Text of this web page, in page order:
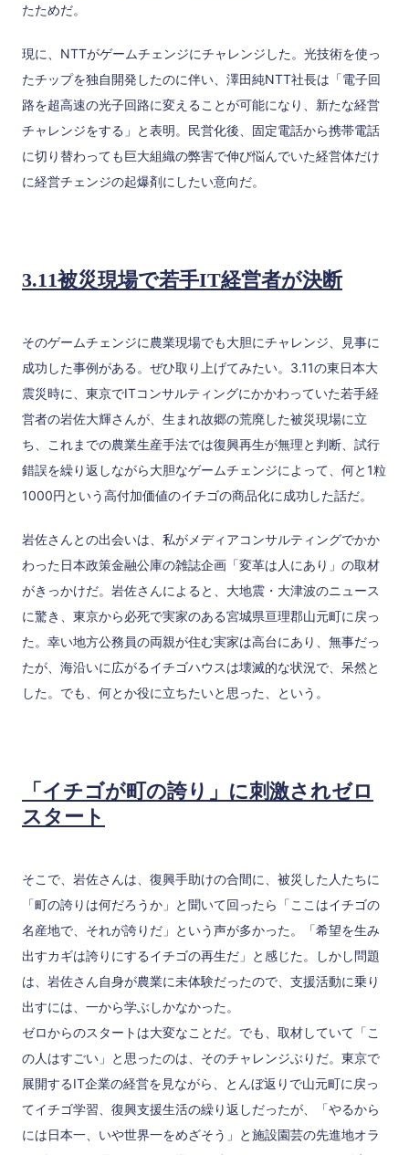
たためだ。
現に、NTTがゲームチェンジにチャレンジした。光技術を使っ
たチップを独自開発したのに伴い、澤田純NTT社長は「電子回
路を超高速の光子回路に変えることが可能になり、新たな経営
チャレンジをする」と表明。民営化後、固定電話から携帯電話
に切り替わっても巨大組織の弊害で伸び悩んでいた経営体だけ
に経営チェンジの起爆剤にしたい意向だ。
3.11被災現場で若手IT経営者が決断
そのゲームチェンジに農業現場でも大胆にチャレンジ、見事に
成功した事例がある。ぜひ取り上げてみたい。3.11の東日本大
震災時に、東京でITコンサルティングにかかわっていた若手経
営者の岩佐大輝さんが、生まれ故郷の荒廃した被災現場に立
ち、これまでの農業生産手法では復興再生が無理と判断、試行
錯誤を繰り返しながら大胆なゲームチェンジによって、何と1粒
1000円という高付加価値のイチゴの商品化に成功した話だ。
岩佐さんとの出会いは、私がメディアコンサルティングでかか
わった日本政策金融公庫の雑誌企画「変革は人にあり」の取材
がきっかけだ。岩佐さんによると、大地震・大津波のニュース
に驚き、東京から必死で実家のある宮城県亘理郡山元町に戻っ
た。幸い地方公務員の両親が住む実家は高台にあり、無事だっ
たが、海沿いに広がるイチゴハウスは壊滅的な状況で、呆然と
した。でも、何とか役に立ちたいと思った、という。
「イチゴが町の誇り」に刺激されゼロ
スタート
そこで、岩佐さんは、復興手助けの合間に、被災した人たちに
「町の誇りは何だろうか」と聞いて回ったら「ここはイチゴの
名産地で、それが誇りだ」という声が多かった。「希望を生み
出すカギは誇りにするイチゴの再生だ」と感じた。しかし問題
は、岩佐さん自身が農業に未体験だったので、支援活動に乗り
出すには、一から学ぶしかなかった。
ゼロからのスタートは大変なことだ。でも、取材していて「こ
の人はすごい」と思ったのは、そのチャレンジぶりだ。東京で
展開するIT企業の経営を見ながら、とんぼ返りで山元町に戻っ
てイチゴ学習、復興支援生活の繰り返しだったが、「やるから
には日本一、いや世界一をめざそう」と施設園芸の先進地オラ